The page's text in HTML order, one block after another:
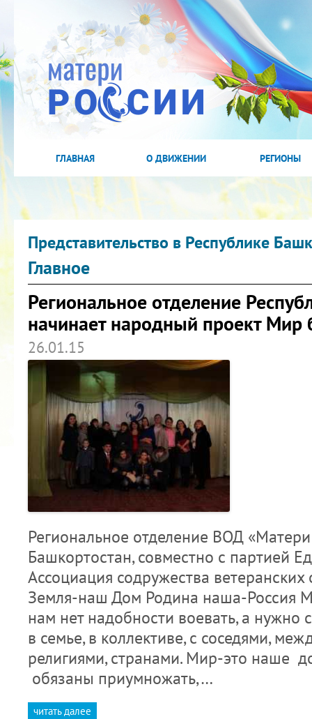
ГЛАВНАЯ О ДВИЖЕНИИ РЕГИОНЫ
Представительство в Республике
Главное
Региональное отделение
начинает народный проект Мир
26.01.15
Региональное отделение ВОД
Башкортостан, совместно с партией
Ассоциация содружества
Земля-наш Дом Родина наша-Россия
нам нет надобности воевать, а нужно
в семье, в коллективе, с соседями,
религиями, странами. Мир-это наше
обязаны приумножать,…
читать далее